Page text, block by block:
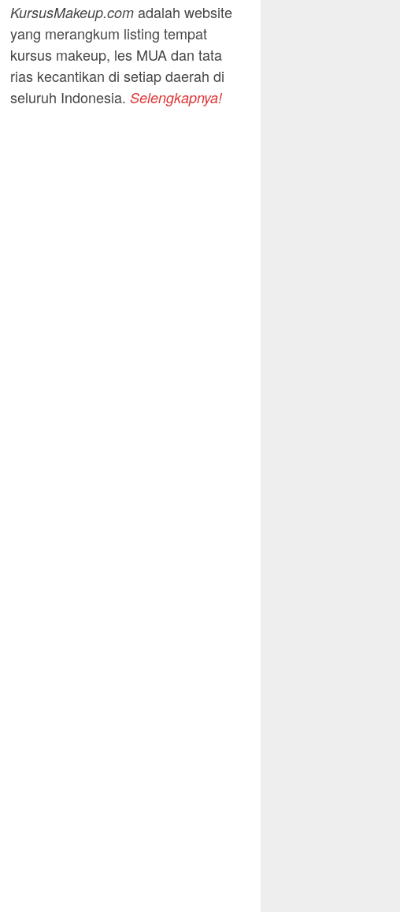
KursusMakeup.com adalah website
yang merangkum listing tempat
kursus makeup, les MUA dan tata
rias kecantikan di setiap daerah di
seluruh Indonesia.Selengkapnya!